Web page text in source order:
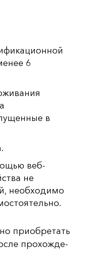
6
в
веб-
не
необходимо
при­об­ре­тать
про­хож­де­